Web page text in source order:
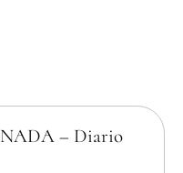
– Diario